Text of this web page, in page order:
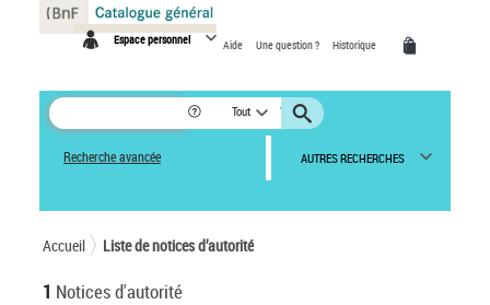
Espace personnel Aide Une question ? Historique
Tout
Recherche avancée AUTRES RECHERCHES
Accueil Liste de notices d’autorité
1 Notices d'autorité
Panneau de gestion des cookies